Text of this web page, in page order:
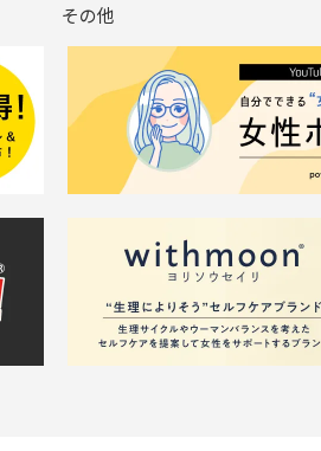
その他